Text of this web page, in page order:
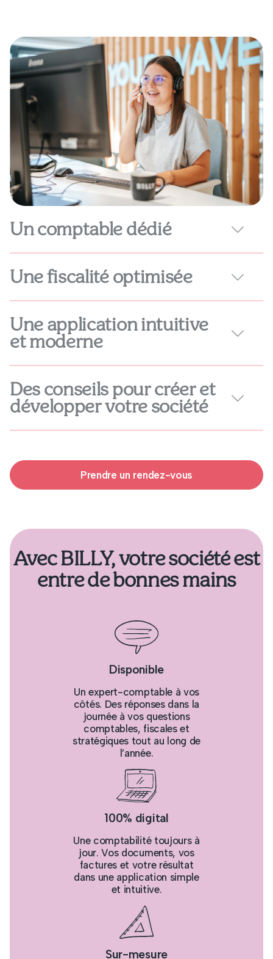
Un comptable dédié
En savoir plus
Une fiscalité optimisée
Une application intuitive
et moderne
Des conseils pour créer et
développer votre société
Prendre un rendez-vous
Avec BILLY, votre société est
entre de bonnes mains
Disponible
Un expert-comptable à vos
côtés. Des réponses dans la
journée à vos questions
comptables, fiscales et
stratégiques tout au long de
l’année.
100% digital
Une comptabilité toujours à
jour. Vos documents, vos
factures et votre résultat
dans une application simple
et intuitive.
Sur-mesure